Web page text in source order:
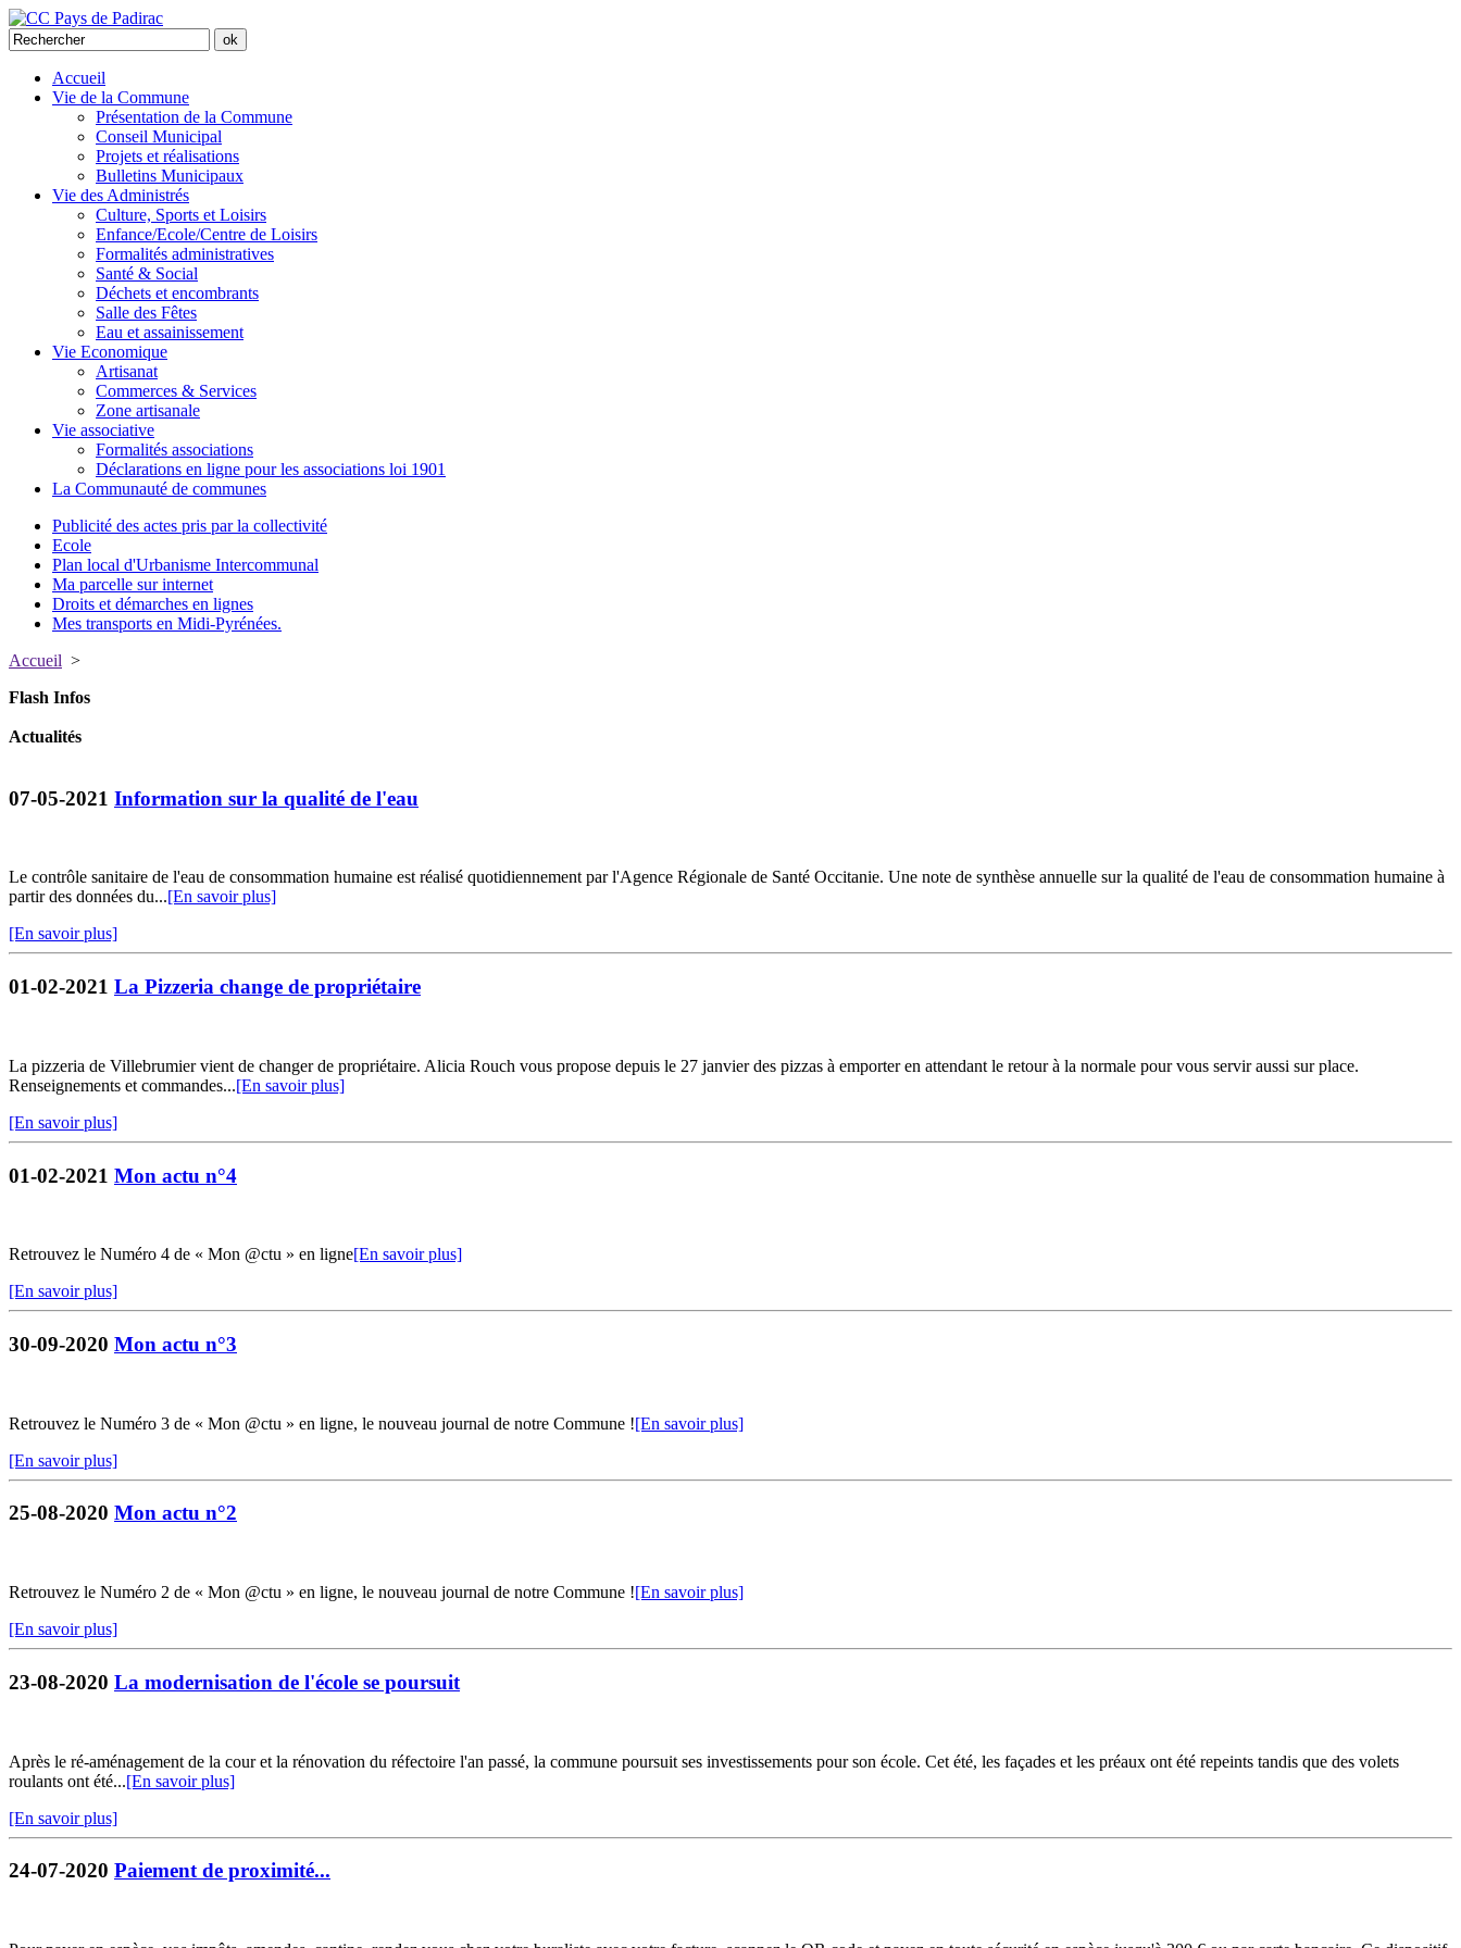
Accueil
Vie de la Commune
Présentation de la Commune
Conseil Municipal
Projets et réalisations
Bulletins Municipaux
Vie des Administrés
Culture, Sports et Loisirs
Enfance/Ecole/Centre de Loisirs
Formalités administratives
Santé & Social
Déchets et encombrants
Salle des Fêtes
Eau et assainissement
Vie Economique
Artisanat
Commerces & Services
Zone artisanale
Vie associative
Formalités associations
Déclarations en ligne pour les associations loi 1901
La Communauté de communes
Publicité des actes pris par la collectivité
Ecole
Plan local d'Urbanisme Intercommunal
Ma parcelle sur internet
Droits et démarches en lignes
Mes transports en Midi-Pyrénées.
Accueil >
Flash Infos
Actualités
07-05-2021 Information sur la qualité de l'eau
Le contrôle sanitaire de l'eau de consommation humaine est réalisé quotidiennement par l'Agence Régionale de Santé Occitanie. Une note de synthèse annuelle sur la qualité de l'eau de consommation humaine à
partir des données du...[En savoir plus]
[En savoir plus]
01-02-2021 La Pizzeria change de propriétaire
La pizzeria de Villebrumier vient de changer de propriétaire. Alicia Rouch vous propose depuis le 27 janvier des pizzas à emporter en attendant le retour à la normale pour vous servir aussi sur place.
Renseignements et commandes...[En savoir plus]
[En savoir plus]
01-02-2021 Mon actu n°4
Retrouvez le Numéro 4 de « Mon @ctu » en ligne[En savoir plus]
[En savoir plus]
30-09-2020 Mon actu n°3
Retrouvez le Numéro 3 de « Mon @ctu » en ligne, le nouveau journal de notre Commune ![En savoir plus]
[En savoir plus]
25-08-2020 Mon actu n°2
Retrouvez le Numéro 2 de « Mon @ctu » en ligne, le nouveau journal de notre Commune ![En savoir plus]
[En savoir plus]
23-08-2020 La modernisation de l'école se poursuit
Après le ré-aménagement de la cour et la rénovation du réfectoire l'an passé, la commune poursuit ses investissements pour son école. Cet été, les façades et les préaux ont été repeints tandis que des volets
roulants ont été...[En savoir plus]
[En savoir plus]
24-07-2020 Paiement de proximité...